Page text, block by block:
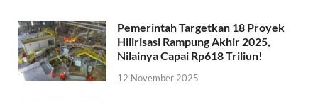
Pemerintah Targetkan 18 Proyek
Hilirisasi Rampung Akhir 2025,
Nilainya Capai Rp618 Triliun!
12 November 2025